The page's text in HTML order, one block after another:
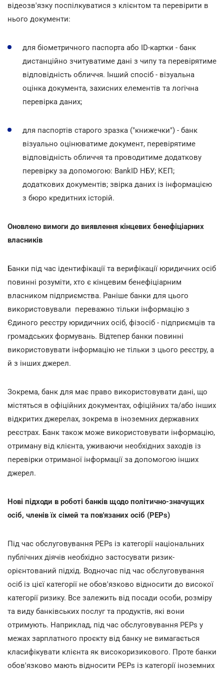
відеозв'язку поспілкуватися з клієнтом та перевірити в
нього документи:
для біометричного паспорта або ID-картки - банк
дистанційно зчитуватиме дані з чипу та перевірятиме
відповідність обличчя. Інший спосіб - візуальна
оцінка документа, захисних елементів та логічна
перевірка даних;
для паспортів старого зразка ("книжечки") - банк
візуально оцінюватиме документ, перевірятиме
відповідність обличчя та проводитиме додаткову
перевірку за допомогою: BankID НБУ; КЕП;
додаткових документів; звірка даних із інформацією
з бюро кредитних історій.
Оновлено вимоги до виявлення кінцевих бенефіціарних
власників
Банки під час ідентифікації та верифікації юридичних осіб
повинні розуміти, хто є кінцевим бенефіціарним
власником підприємства. Раніше банки для цього
використовували переважно тільки інформацію з
Єдиного реєстру юридичних осіб, фізосіб - підприємців та
громадських формувань. Відтепер банки повинні
використовувати інформацію не тільки з цього реєстру, а
й з інших джерел.
Зокрема, банк для має право використовувати дані, що
містяться в офіційних документах, офіційних та/або інших
відкритих джерелах, зокрема в іноземних державних
реєстрах. Банк також може використовувати інформацію,
отриману від клієнта, уживаючи необхідних заходів із
перевірки отриманої інформації за допомогою інших
джерел.
Нові підходи в роботі банків щодо політично-значущих
осіб, членів їх сімей та пов'язаних осіб (PEPs)
Під час обслуговування PEPs із категорії національних
публічних діячів необхідно застосувати ризик-
орієнтований підхід. Водночас під час обслуговування
осіб із цієї категорії не обов'язково відносити до високої
категорії ризику. Все залежить від посади особи, розміру
та виду банківських послуг та продуктів, які вони
отримують. Наприклад, під час обслуговування PEPs у
межах зарплатного проєкту від банку не вимагається
класифікувати клієнта як високоризикового. Проте банки
обов'язково мають відносити PEPs із категорії іноземних